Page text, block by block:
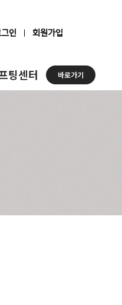
인 회원가입
팅센터 바로가기